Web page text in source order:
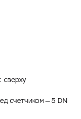
сверху
счетчиком — 5 DN